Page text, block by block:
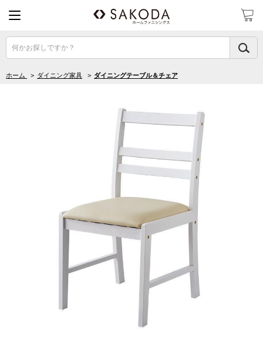
何かお探しですか？
ホーム > ダイニング家具 > ダイニングテーブル＆チェア